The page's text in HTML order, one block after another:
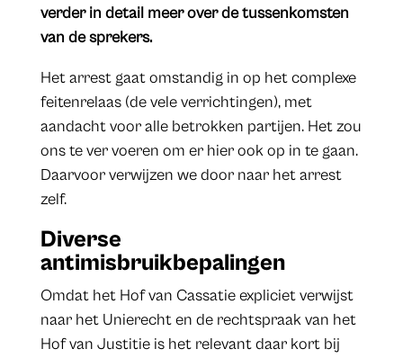
verder in detail meer over de tussenkomsten
van de sprekers.
Het arrest gaat omstandig in op het complexe
feitenrelaas (de vele verrichtingen), met
aandacht voor alle betrokken partijen. Het zou
ons te ver voeren om er hier ook op in te gaan.
Daarvoor verwijzen we door naar het arrest
zelf.
Diverse
antimisbruikbepalingen
Omdat het Hof van Cassatie expliciet verwijst
naar het Unierecht en de rechtspraak van het
Hof van Justitie is het relevant daar kort bij